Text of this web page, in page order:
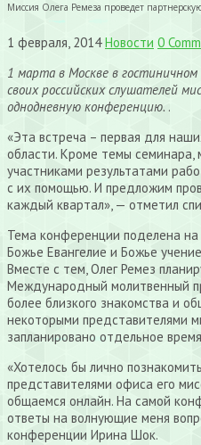
Миссия Олега Ремеза проведет
1 февраля, 2014 Новости 0
1 марта в Москве в гостиничном
своих российских слушателей
однодневную конференцию..
«Эта встреча – первая для
области. Кроме темы семинара,
участниками результатами
с их помощью. И предложим
каждый квартал», — отметил
Тема конференции поделена
Божье Евангелие и Божье
Вместе с тем, Олег Ремез
Международный молитвенный
более близкого знакомства и
некоторыми представителями
запланировано отдельное
«Хотелось бы лично
представителями офиса его
общаемся онлайн. На самой
ответы на волнующие меня
конференции Ирина Шок.